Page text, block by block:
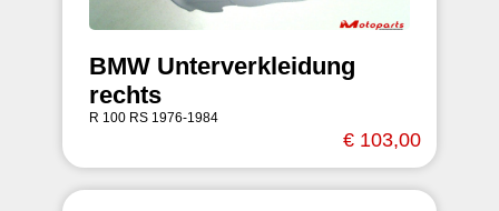
BMW Unterverkleidung
rechts
R 100 RS 1976-1984
€ 103,00